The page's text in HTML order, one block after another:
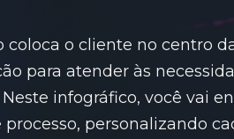
coloca o cliente no centro
para atender às
infográfico, você vai
processo, personalizando